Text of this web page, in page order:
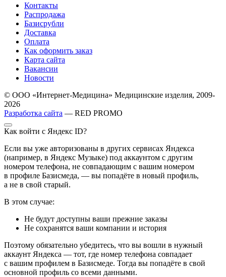
Контакты
Распродажа
Базисрубли
Доставка
Оплата
Как оформить заказ
Карта сайта
Вакансии
Новости
© ООО «Интернет-Медицина» Медицинские изделия, 2009-
2026
Разработка сайта — RED PROMO
Как войти с Яндекс ID?
Если вы уже авторизованы в других сервисах Яндекса
(например, в Яндекс Музыке) под аккаунтом с другим
номером телефона, не совпадающим с вашим номером
в профиле Базисмеда, — вы попадёте в новый профиль,
а не в свой старый.
В этом случае:
Не будут доступны ваши прежние заказы
Не сохранятся ваши компании и история
Поэтому обязательно убедитесь, что вы вошли в нужный
аккаунт Яндекса — тот, где номер телефона совпадает
с вашим профилем в Базисмеде. Тогда вы попадёте в свой
основной профиль со всеми данными.